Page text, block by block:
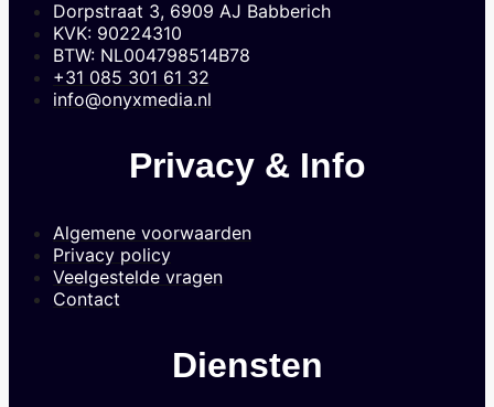
Dorpstraat 3, 6909 AJ Babberich
KVK: 90224310
BTW: NL004798514B78
+31 085 301 61 32
info@onyxmedia.nl
Privacy & Info
Algemene voorwaarden
Privacy policy
Veelgestelde vragen
Contact
Diensten